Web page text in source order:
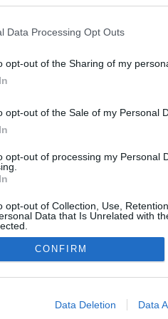
Data Processing Opt Outs
opt-out of the Sharing of my
opt-out of the Sale of my Personal
opt-out of processing my Personal
opt-out of Collection, Use,
Data that Is Unrelated with
CONFIRM
Data Deletion Data
de Ceuta
contra las comunidades que no acojan
sobre el PP por la acogida de los
Compromís denuncia a Figaredo ante la
y ADN: dentro de la oficina que busca